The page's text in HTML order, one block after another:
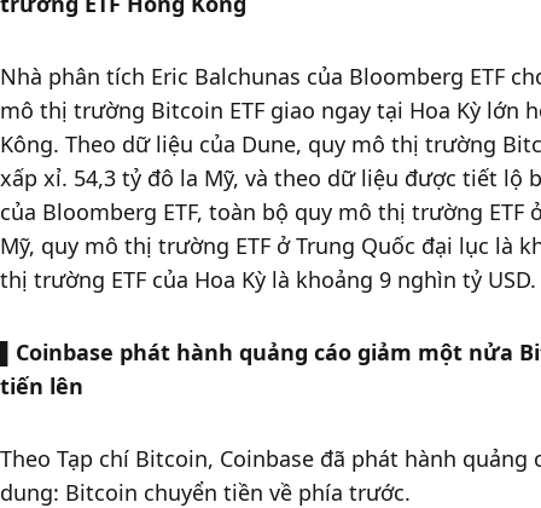
Nhà phân tích Eric Balchunas của Bloomberg ETF
mô thị trường Bitcoin ETF giao ngay tại Hoa Kỳ lớn
Kông. Theo dữ liệu của Dune, quy mô thị trường
xấp xỉ. 54,3 tỷ đô la Mỹ, và theo dữ liệu được tiết lộ
của Bloomberg ETF, toàn bộ quy mô thị trường ETF
Mỹ, quy mô thị trường ETF ở Trung Quốc đại lục là
thị trường ETF của Hoa Kỳ là khoảng 9 nghìn tỷ USD.
Coinbase phát hành quảng cáo giảm một nửa
tiến lên
Theo Tạp chí Bitcoin, Coinbase đã phát hành
dung: Bitcoin chuyển tiền về phía trước.